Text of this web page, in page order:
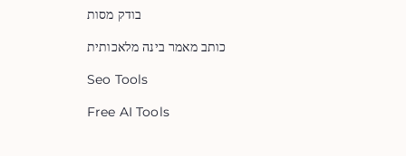
בודק מסות
כותב מאמר בינה מלאכותית
Seo Tools
Free AI Tools